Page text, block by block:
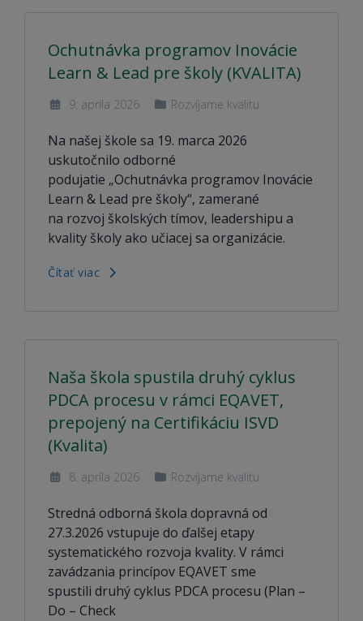
Ochutnávka programov Inovácie
Learn & Lead pre školy (KVALITA)
9. apríla 2026 Rozvíjame kvalitu
Na našej škole sa 19. marca 2026
uskutočnilo odborné
podujatie „Ochutnávka programov Inovácie
Learn & Lead pre školy“, zamerané
na rozvoj školských tímov, leadershipu a
kvality školy ako učiacej sa organizácie.
Čítať viac
Naša škola spustila druhý cyklus
PDCA procesu v rámci EQAVET,
prepojený na Certifikáciu ISVD
(Kvalita)
8. apríla 2026 Rozvíjame kvalitu
Stredná odborná škola dopravná od
27.3.2026 vstupuje do ďalšej etapy
systematického rozvoja kvality. V rámci
zavádzania princípov EQAVET sme
spustili druhý cyklus PDCA procesu (Plan –
Do – Check